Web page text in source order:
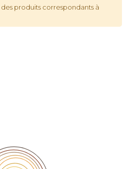
produits correspondants à